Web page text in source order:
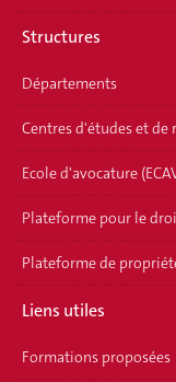
Structures
Départements
Centres d'études et de
Ecole d'avocature
Plateforme pour le
Plateforme de
Liens utiles
Formations proposées